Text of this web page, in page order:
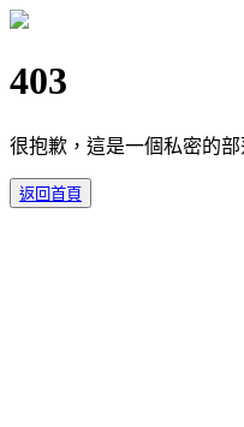
403
很抱歉，這是一個私密的
返回首頁